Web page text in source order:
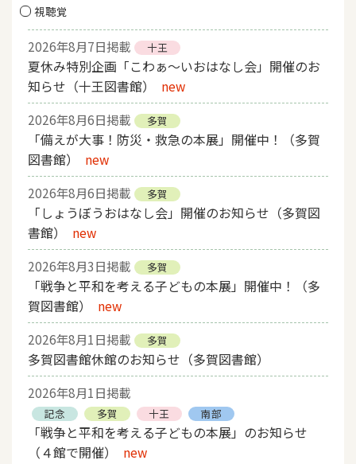
視聴覚
2026年8月7日掲載 十王
夏休み特別企画「こわぁ～いおはなし会」開催のお
知らせ（十王図書館）
new
2026年8月6日掲載
多賀
「備えが大事！防災・救急の本展」開催中！（多賀
図書館）
new
2026年8月6日掲載
多賀
「しょうぼうおはなし会」開催のお知らせ（多賀図
書館）
new
2026年8月3日掲載
多賀
「戦争と平和を考える子どもの本展」開催中！（多
賀図書館）
new
2026年8月1日掲載
多賀
多賀図書館休館のお知らせ（多賀図書館）
2026年8月1日掲載
記念 多賀 十王 南部
「戦争と平和を考える子どもの本展」のお知らせ
（４館で開催）
new